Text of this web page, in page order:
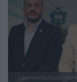
Los miembros de Vox